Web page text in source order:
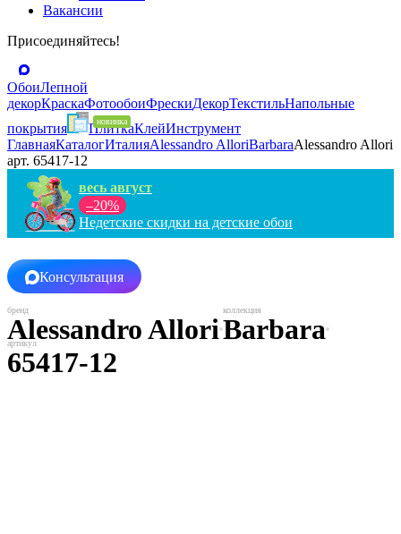
Вакансии
Присоединяйтесь!
ОбоиЛепной
декорКраскаФотообоиФрескиДекорТекстильНапольные
покрытия
ПлиткаКлейИнструмент
ГлавнаяКаталогИталияAlessandro AlloriBarbaraAlessandro Allori
арт. 65417-12
весь август
–20%
Недетские скидки на детские обои
Консультация
Alessandro AlloriBarbara
65417-12